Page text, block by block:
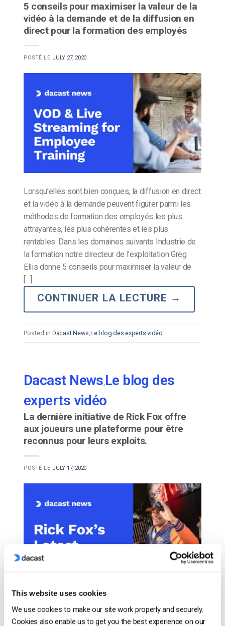
This website uses cookies
We use cookies to make our site work properly and securely.
Cookies also enable us to get you the best experience on our
5 conseils pour maximiser la valeur de la
vidéo à la demande et de la diffusion en
direct pour la formation des employés
POSTÉ LE JULY 27, 2020
Lorsqu’elles sont bien conçues, la diffusion en direct
et la vidéo à la demande peuvent figurer parmi les
méthodes de formation des employés les plus
attrayantes, les plus cohérentes et les plus
rentables. Dans les domaines suivants Industrie de
la formation notre directeur de l’exploitation Greg
Ellis donne 5 conseils pour maximiser la valeur de
[…]
CONTINUER LA LECTURE →
Posted in Dacast News,Le blog des experts vidéo
Dacast News,Le blog des
experts vidéo
La dernière initiative de Rick Fox offre
aux joueurs une plateforme pour être
reconnus pour leurs exploits.
POSTÉ LE JULY 17, 2020
jeu, en tant que partenaire de Twin Galaxies, le rend